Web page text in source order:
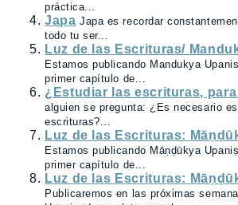
práctica...
Japa Japa es recordar
todo tu ser...
Luz de las Escrituras/
Estamos publicando Mandukya
primer capítulo de...
¿Estudiar las escrituras,
alguien se pregunta: ¿Es necesario
escrituras?...
Luz de las Escrituras:
Estamos publicando Māṇḍūkya
primer capítulo de...
Luz de las Escrituras:
Publicaremos en las próximas